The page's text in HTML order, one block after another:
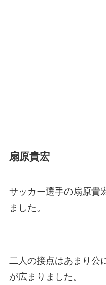
扇原貴宏
サッカー選手の扇原貴
ました。
二人の接点はあまり公
が広まりました。